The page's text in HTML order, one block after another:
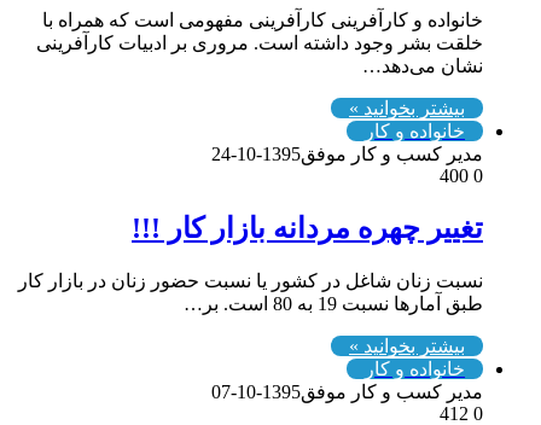
خانواده و کارآفرینی کارآفرینی مفهومی است که همراه با
خلقت بشر وجود داشته است. مروری بر ادبیات کارآفرینی
نشان می‌دهد…
بیشتر بخوانید »
خانواده و کار
مدیر کسب و کار موفق1395-10-24
0
تغییر چهره مردانه بازار کار !!!
نسبت زنان شاغل در کشور یا نسبت حضور زنان در بازار کار
طبق آمار‌ها نسبت 19 به 80 است. بر…
بیشتر بخوانید »
خانواده و کار
مدیر کسب و کار موفق1395-10-07
0